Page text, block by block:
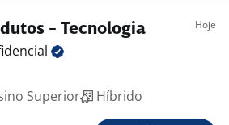
- Tecnologia Hoje
Superior Híbrido